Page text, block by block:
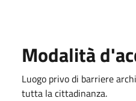
Modalità
Luogo privo di barriere
tutta la cittadinanza.